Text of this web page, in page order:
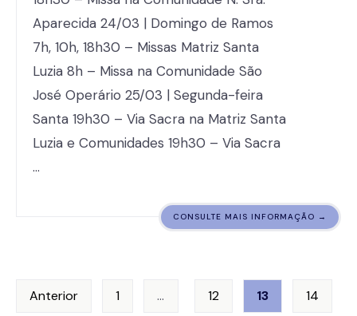
Aparecida 24/03 | Domingo de Ramos
7h, 10h, 18h30 – Missas Matriz Santa
Luzia 8h – Missa na Comunidade São
José Operário 25/03 | Segunda-feira
Santa 19h30 – Via Sacra na Matriz Santa
Luzia e Comunidades 19h30 – Via Sacra
…
CONSULTE MAIS INFORMAÇÃO →
Paginação
Anterior 1 … 12 13 14